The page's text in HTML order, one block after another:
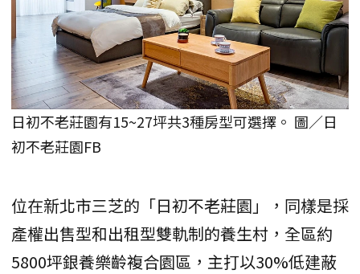
日初不老莊園有15~27坪共3種房型可選擇。 圖／日
初不老莊園FB
位在新北市三芝的「日初不老莊園」，同樣是採
產權出售型和出租型雙軌制的養生村，全區約
5800坪銀養樂齡複合園區，主打以30%低建蔽